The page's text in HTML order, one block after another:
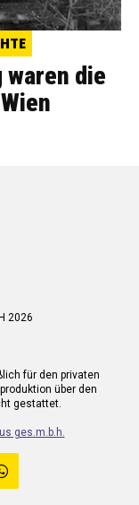
waren die
2026
für den privaten
über den
gestattet.
ges.m.b.h.